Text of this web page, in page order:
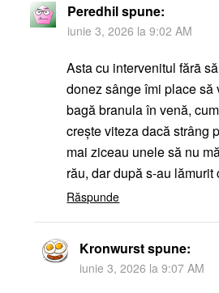
Peredhilspune:
iunie 3, 2026 la 9:02 AM
Asta cu intervenitul fărā
donez sânge îmi place să
bagă branula în venă,
creşte viteza dacă strâng
mai ziceau unele să nu
rău, dar după s-au lămurit
Răspunde
Kronwurstspune:
iunie 3, 2026 la 9:07 AM